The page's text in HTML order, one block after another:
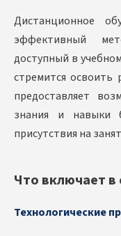
Дистанционное
эффективный
доступный в
стремится освоить
предоставляет
знания и навыки
присутствия на
Что включает в
Технологические